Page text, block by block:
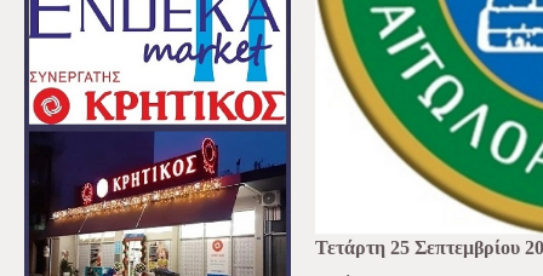
Τετάρτη 25 Σεπτεμβρίου